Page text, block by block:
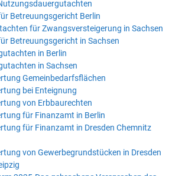
Betreuungsgericht Berlin
für Zwangsversteigerung in Sachsen
Betreuungsgericht in Sachsen
in Berlin
in Sachsen
Gemeinbedarfsflächen
bei Enteignung
von Erbbaurechten
für Finanzamt in Berlin
für Finanzamt in Dresden Chemnitz
von Gewerbegrundstücken in Dresden